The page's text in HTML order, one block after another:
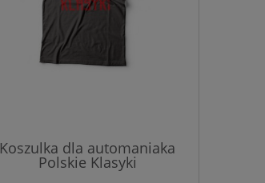
Koszulka dla automaniaka
Polskie Klasyki